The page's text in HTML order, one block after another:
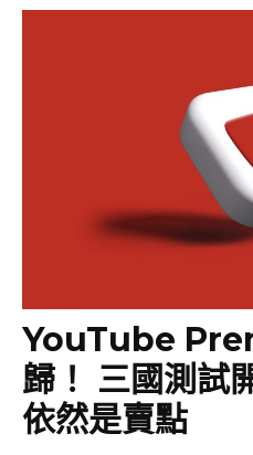
YouTube
歸！ 三國測試
依然是賣點